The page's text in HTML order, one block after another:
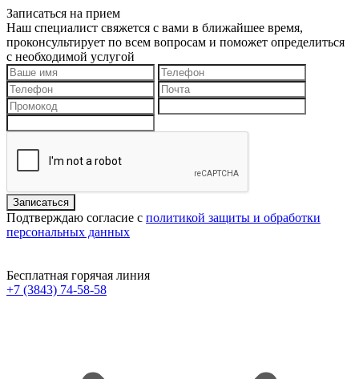
Записаться на прием
Наш специалист свяжется с вами в ближайшее время,
проконсультирует по всем вопросам и поможет определиться
с необходимой услугой
Подтверждаю согласие с политикой защиты и обработки
персональных данных
Бесплатная горячая линия
+7 (3843) 74-58-58